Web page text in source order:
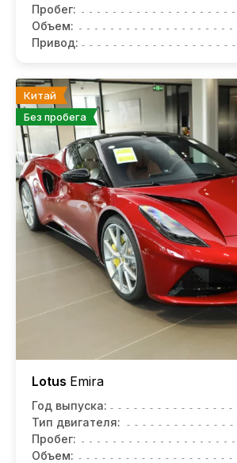
Пробег:
Объем:
Привод:
Китай
Без пробега
Lotus Emira
Год выпуска:
Тип двигателя:
Пробег:
Объем: